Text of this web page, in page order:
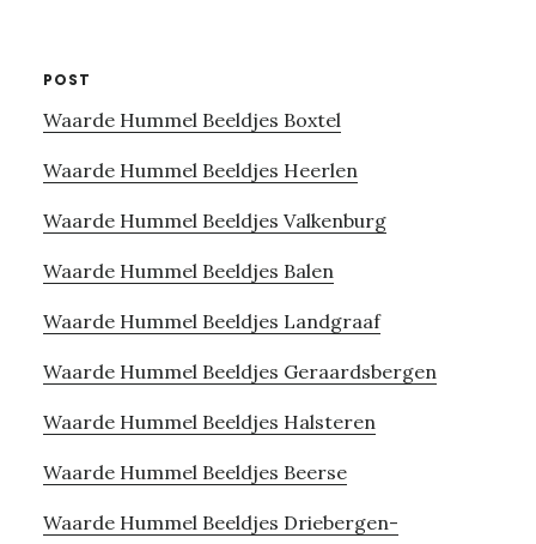
POST
Waarde Hummel Beeldjes Boxtel
Waarde Hummel Beeldjes Heerlen
Waarde Hummel Beeldjes Valkenburg
Waarde Hummel Beeldjes Balen
Waarde Hummel Beeldjes Landgraaf
Waarde Hummel Beeldjes Geraardsbergen
Waarde Hummel Beeldjes Halsteren
Waarde Hummel Beeldjes Beerse
Waarde Hummel Beeldjes Driebergen-